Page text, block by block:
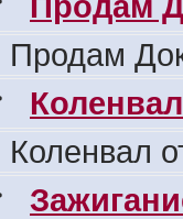
Продам
Коленвал